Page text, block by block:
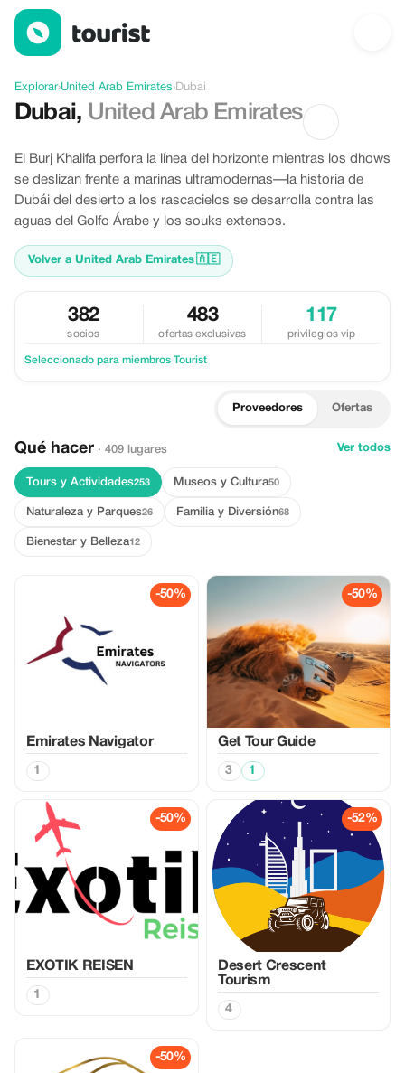
Descubre Dubai, United Arab Emirates
Explorar›United Arab Emirates›Dubai
Dubai, United Arab Emirates
El Burj Khalifa perfora la línea del horizonte mientras los dhows
se deslizan frente a marinas ultramodernas—la historia de
Dubái del desierto a los rascacielos se desarrolla contra las
aguas del Golfo Árabe y los souks extensos.
Volver a United Arab Emirates🇦🇪
382
socios
483
ofertas exclusivas
117
privilegios vip
Seleccionado para miembros Tourist
Proveedores Ofertas
Qué hacer · 409 lugares Ver todos
Tours y Actividades253 Museos y Cultura50
Naturaleza y Parques26 Familia y Diversión68
Bienestar y Belleza12
-50%
Emirates Navigator
1
-50%
Get Tour Guide
3 1
-50%
EXOTIK REISEN
1
-52%
Desert Crescent
Tourism
4
-50%